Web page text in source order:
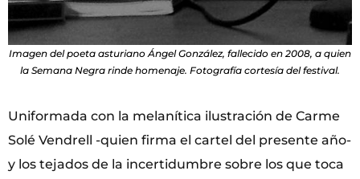
Imagen del poeta asturiano Ángel González, fallecido en 2008, a quien
la Semana Negra rinde homenaje. Fotografía cortesía del festival.
Uniformada con la melanítica ilustración de Carme
Solé Vendrell -quien firma el cartel del presente año-
y los tejados de la incertidumbre sobre los que toca